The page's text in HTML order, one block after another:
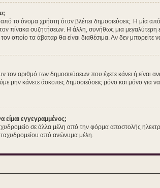
το όνομα χρήστη όταν βλέπει δημοσιεύσεις. Η μία
πίνακα συζητήσεων. Η άλλη, συνήθως μια
οποίο τα άβαταρ θα είναι διαθέσιμα. Αν δεν
αριθμό των δημοσιεύσεων που έχετε κάνει ή είναι
μην κάνετε άσκοπες δημοσιεύσεις μόνο και μόνο για
είμαι εγγεγραμμένος;
σε άλλα μέλη από την φόρμα αποστολής
από ανώνυμα μέλη.